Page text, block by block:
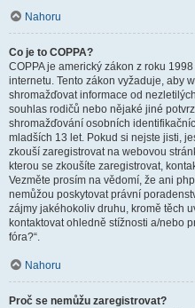
Nahoru
Co je to COPPA?
COPPA je americký zákon z roku
internetu. Tento zákon vyžaduje, aby
shromažďovat informace od
souhlas rodičů nebo nějaké jiné
shromažďování osobních
mladších 13 let. Pokud si nejste jisti,
zkouší zaregistrovat na webovou
kterou se zkoušíte zaregistrovat,
Vezměte prosím na vědomí, že ani
nemůžou poskytovat právní
zájmy jakéhokoliv druhu, kromě těch
kontaktovat ohledně stížnosti a/nebo
fóra?“.
Nahoru
Proč se nemůžu zaregistrovat?